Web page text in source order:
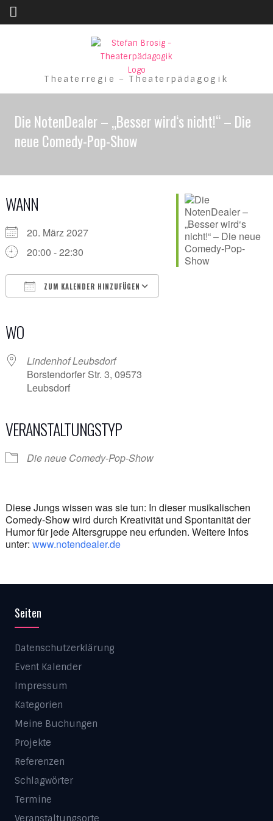
Skip to content
Theaterregie – Theaterpädagogik
Die NotenDealer – „Besser wird‘s nicht!“ – Die
neue Comedy-Pop-Show
WANN
20. März 2027
20:00 - 22:30
ZUM KALENDER HINZUFÜGEN
WO
Lindenhof Leubsdorf
Borstendorfer Str. 3, 09573
Leubsdorf
VERANSTALTUNGSTYP
Die neue Comedy-Pop-Show
Diese Jungs wissen was sie tun: In dieser musikalischen
Comedy-Show wird durch Kreativität und Spontanität der
Humor für jede Altersgruppe neu erfunden. Weitere Infos
unter: www.notendealer.de
Seiten
Datenschutzerklärung
Event Kalender
Impressum
Kategorien
Meine Buchungen
Projekte
Referenzen
Schlagwörter
Termine
Veranstaltungsorte